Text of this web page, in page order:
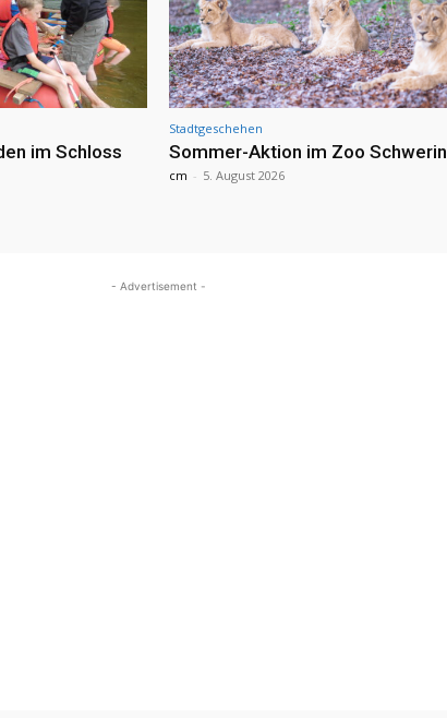
im Schloss
Stadtgeschehen
Sommer-Aktion im Zoo Schwerin
cm - 5. August 2026
- Advertisement -